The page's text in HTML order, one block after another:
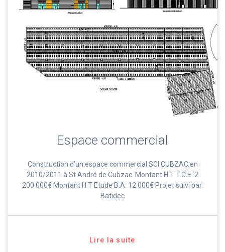
Espace commercial
Construction d’un espace commercial SCI CUBZAC en
2010/2011 à St André de Cubzac. Montant H.T T.C.E: 2
200 000€ Montant H.T Etude B.A: 12 000€ Projet suivi par:
Batidec
Lire la suite